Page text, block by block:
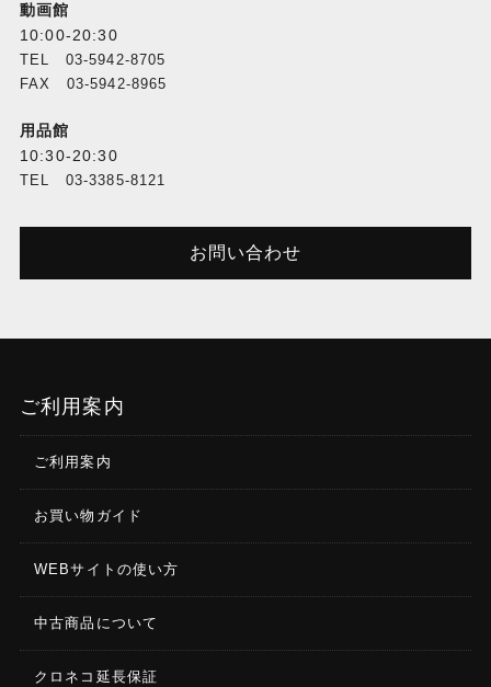
動画館
10:00-20:30
TEL 03-5942-8705
FAX 03-5942-8965
用品館
10:30-20:30
TEL 03-3385-8121
お問い合わせ
ご利用案内
ご利用案内
お買い物ガイド
WEBサイトの使い方
中古商品について
クロネコ延長保証